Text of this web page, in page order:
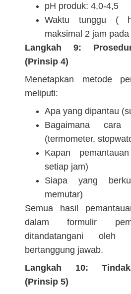
pH produk: 4,0-4,5
Waktu tunggu (
maksimal 2 jam
Langkah 9:
(Prinsip 4)
Menetapkan metode
meliputi:
Apa yang dipantau
Bagaimana cara
(termometer,
Kapan
setiap jam)
Siapa yang
memutar)
Semua hasil
dalam formulir
ditandatangani oleh
bertanggung jawab.
Langkah 10:
(Prinsip 5)